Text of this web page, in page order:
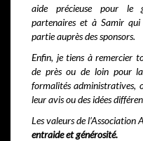
aide précieuse pour le
partenaires et à Samir qui
partie auprès des sponsors.
Enfin, je tiens à remercier
de près ou de loin pour
formalités administratives,
leur avis ou des idées
Les valeurs de l’Association
entraide et générosité.